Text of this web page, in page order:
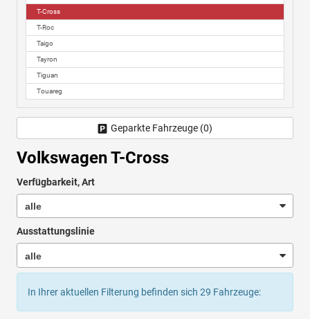
Volkswagen T-Cross
Verfügbarkeit, Art
Ausstattungslinie
In Ihrer aktuellen Filterung befinden sich 29 Fahrzeuge:
T-Cross
T-Roc
Taigo
Tayron
Tiguan
Touareg
Geparkte Fahrzeuge (0)